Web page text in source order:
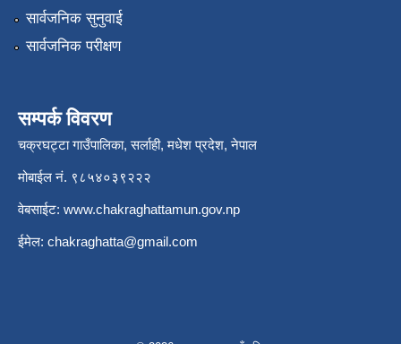
सार्वजनिक सुनुवाई
सार्वजनिक परीक्षण
सम्पर्क विवरण
चक्रघट्टा गाउँपालिका, सर्लाही, मधेश प्रदेश, नेपाल
मोबाईल नं. ९८५४०३९२२२
वेबसाईट: www.chakraghattamun.gov.np
ईमेल: chakraghatta@gmail.com